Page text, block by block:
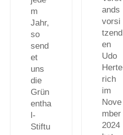
ands
vorsi
tzend
en
Udo
Herte
rich
im
Nove
mber
2024
m
Jahr,
so
send
et
uns
die
Grün
entha
l-
Stiftu